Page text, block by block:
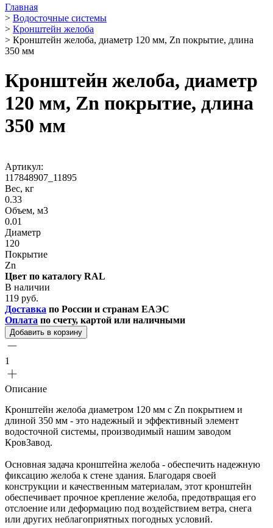
Главная
> Водосточные системы
> Кронштейн желоба
> Кронштейн желоба, диаметр 120 мм, Zn покрытие, длина
350 мм
Кронштейн желоба, диаметр
120 мм, Zn покрытие, длина
350 мм
Артикул:
117848907_11895
Вес, кг
0.33
Объем, м3
0.01
Диаметр
120
Покрытие
Zn
Цвет по каталогу RAL
В наличии
119 руб.
Доставка по России и странам ЕАЭС
Оплата по счету, картой или наличными
Добавить в корзину
1
Описание
Кронштейн желоба диаметром 120 мм с Zn покрытием и
длиной 350 мм - это надежный и эффективный элемент
водосточной системы, производимый нашим заводом
КровЗавод.
Основная задача кронштейна желоба - обеспечить надежную
фиксацию желоба к стене здания. Благодаря своей
конструкции и качественным материалам, этот кронштейн
обеспечивает прочное крепление желоба, предотвращая его
отслоение или деформацию под воздействием ветра, снега
или других неблагоприятных погодных условий.